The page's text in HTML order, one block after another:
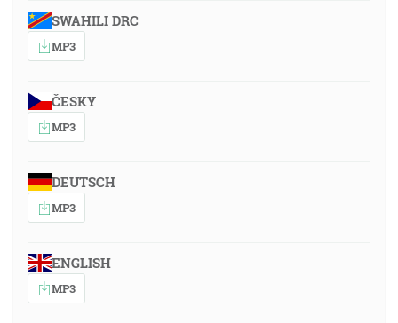
SWAHILI DRC
MP3
ČESKY
MP3
DEUTSCH
MP3
ENGLISH
MP3